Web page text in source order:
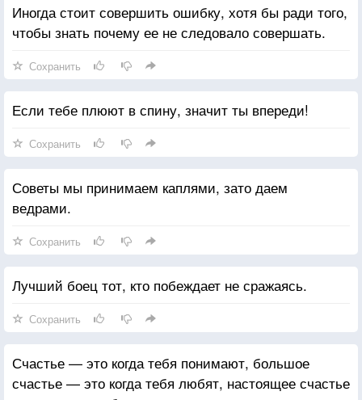
Иногда стоит совершить ошибку, хотя бы ради того,
чтобы знать почему ее не следовало совершать.
Сохранить
Если тебе плюют в спину, значит ты впереди!
Сохранить
Советы мы принимаем каплями, зато даем
ведрами.
Сохранить
Лучший боец тот, кто побеждает не сражаясь.
Сохранить
Счастье — это когда тебя понимают, большое
счастье — это когда тебя любят, настоящее счастье